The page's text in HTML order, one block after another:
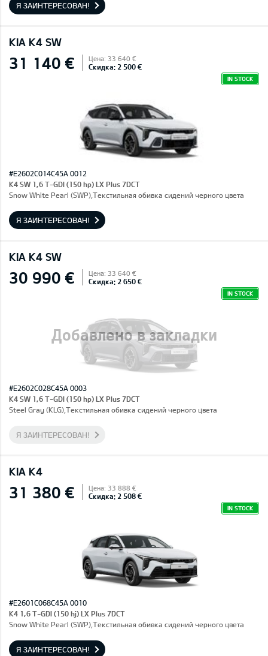
Я ЗАИНТЕРЕСОВАН!
KIA K4 SW
31 140 € Цена: 33 640 €
Скидка: 2 500 €
IN STOCK
#E2602C014C45A 0012
K4 SW 1,6 T-GDI (150 hp) LX Plus 7DCT
Snow White Pearl (SWP),Текстильная обивка сидений черного цвета
Я ЗАИНТЕРЕСОВАН!
KIA K4 SW
Добавлено в закладки
30 990 € Цена: 33 640 €
Скидка: 2 650 €
IN STOCK
#E2602C028C45A 0003
K4 SW 1,6 T-GDI (150 hp) LX Plus 7DCT
Steel Gray (KLG),Текстильная обивка сидений черного цвета
Я ЗАИНТЕРЕСОВАН!
KIA K4
31 380 € Цена: 33 888 €
Скидка: 2 508 €
IN STOCK
#E2601C068C45A 0010
K4 1,6 T-GDI (150 hj) LX Plus 7DCT
Snow White Pearl (SWP),Текстильная обивка сидений черного цвета
Я ЗАИНТЕРЕСОВАН!